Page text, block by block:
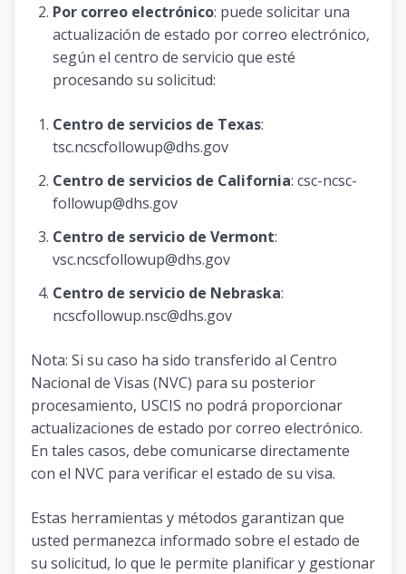
Por correo electrónico: puede solicitar una
actualización de estado por correo electrónico,
según el centro de servicio que esté
procesando su solicitud:
Centro de servicios de Texas:
tsc.ncscfollowup@dhs.gov
Centro de servicios de California: csc-ncsc-
followup@dhs.gov
Centro de servicio de Vermont:
vsc.ncscfollowup@dhs.gov
Centro de servicio de Nebraska:
ncscfollowup.nsc@dhs.gov
Nota: Si su caso ha sido transferido al Centro
Nacional de Visas (NVC) para su posterior
procesamiento, USCIS no podrá proporcionar
actualizaciones de estado por correo electrónico.
En tales casos, debe comunicarse directamente
con el NVC para verificar el estado de su visa.
Estas herramientas y métodos garantizan que
usted permanezca informado sobre el estado de
su solicitud, lo que le permite planificar y gestionar